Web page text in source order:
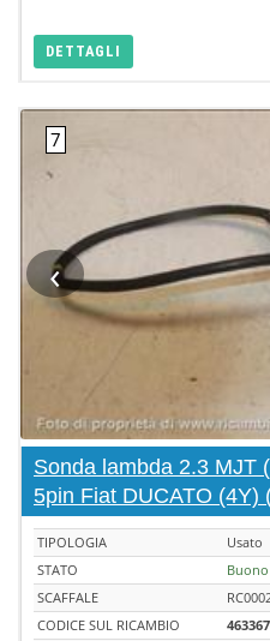
DETTAGLI
‹
Sonda lambda 2.3 MJT
5pin Fiat DUCATO (4Y)
TIPOLOGIA
Usato
STATO
Buono
SCAFFALE
CODICE SUL RICAMBIO